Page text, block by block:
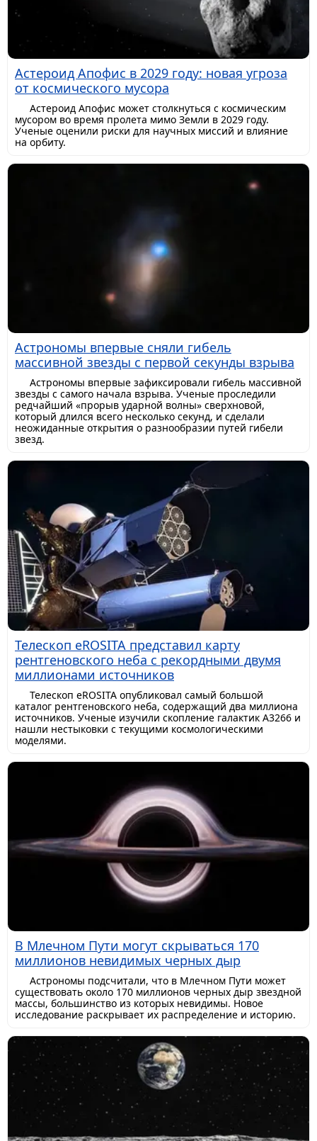
Астероид Апофис в 2029 году: новая угроза
от космического мусора
Астероид Апофис может столкнуться с космическим
мусором во время пролета мимо Земли в 2029 году.
Ученые оценили риски для научных миссий и влияние
на орбиту.
Астрономы впервые сняли гибель
массивной звезды с первой секунды взрыва
Астрономы впервые зафиксировали гибель массивной
звезды с самого начала взрыва. Ученые проследили
редчайший «прорыв ударной волны» сверхновой,
который длился всего несколько секунд, и сделали
неожиданные открытия о разнообразии путей гибели
звезд.
Телескоп eROSITA представил карту
рентгеновского неба с рекордными двумя
миллионами источников
Телескоп eROSITA опубликовал самый большой
каталог рентгеновского неба, содержащий два миллиона
источников. Ученые изучили скопление галактик A3266 и
нашли нестыковки с текущими космологическими
моделями.
В Млечном Пути могут скрываться 170
миллионов невидимых черных дыр
Астрономы подсчитали, что в Млечном Пути может
существовать около 170 миллионов черных дыр звездной
массы, большинство из которых невидимы. Новое
исследование раскрывает их распределение и историю.